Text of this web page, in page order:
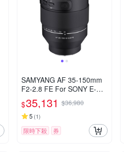
SAMYANG AF 35-150mm
F2-2.8 FE For SONY E-Mo
unt 自動對焦鏡頭 公司貨
$35,131 $36,980
5 (1)
限時下殺 券